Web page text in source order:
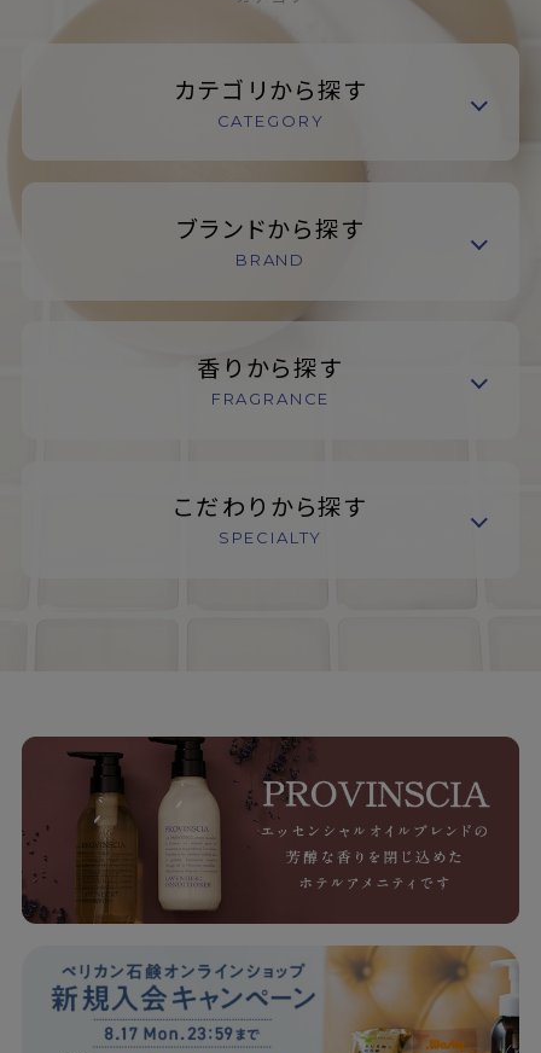
カテゴリから探す
CATEGORY
ブランドから探す
BRAND
香りから探す
FRAGRANCE
こだわりから探す
SPECIALTY